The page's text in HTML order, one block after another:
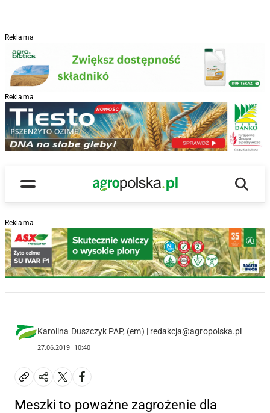
Reklama
Reklama
Menu
Main Logo
Reklama
Karolina Duszczyk PAP, (em) | redakcja@agropolska.pl
27.06.2019 10:40
Meszki to poważne zagrożenie dla